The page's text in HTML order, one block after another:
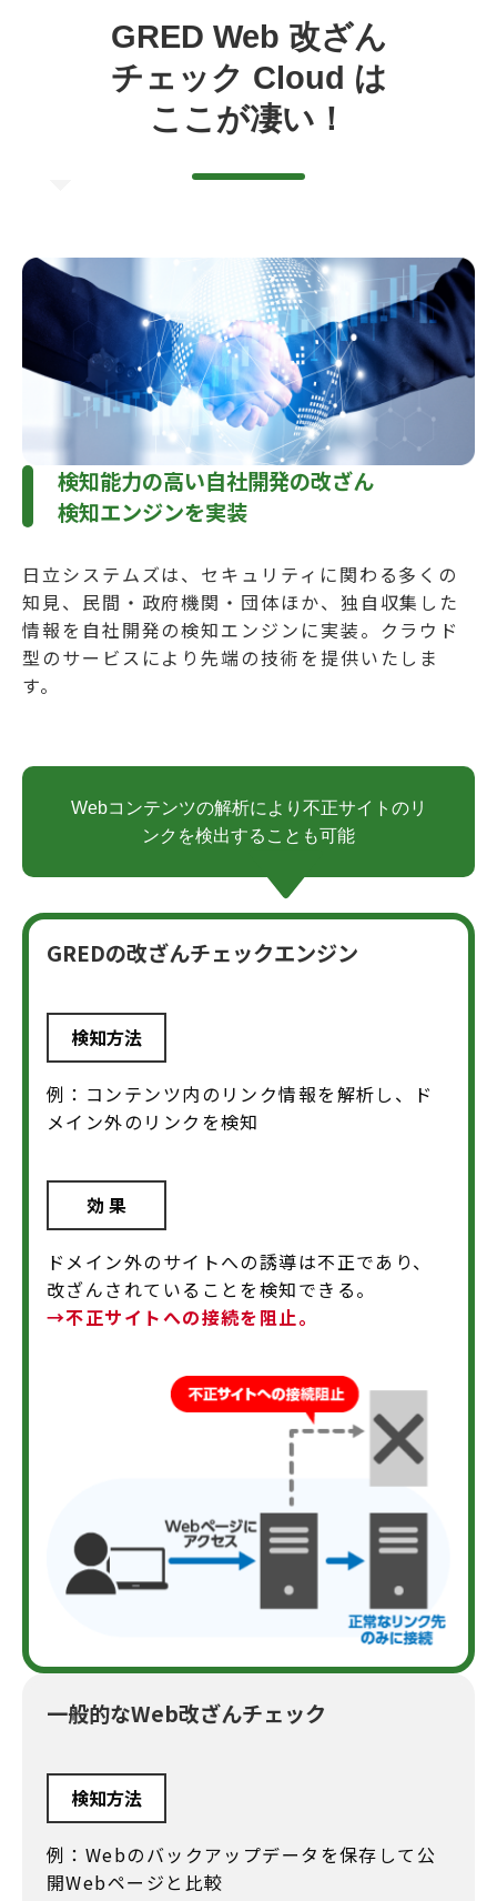
GRED Web 改ざん
チェック Cloud は
ここが凄い！
検知能力の高い自社開発の改ざん
検知エンジンを実装
日立システムズは、セキュリティに関わる多くの
知見、民間・政府機関・団体ほか、独自収集した
情報を自社開発の検知エンジンに実装。クラウド
型のサービスにより先端の技術を提供いたしま
す。
Webコンテンツの解析により不正サイトのリ
ンクを検出することも可能
GREDの改ざんチェックエンジン
検知方法
例：コンテンツ内のリンク情報を解析し、ド
メイン外のリンクを検知
効 果
ドメイン外のサイトへの誘導は不正であり、
改ざんされていることを検知できる。
→不正サイトへの接続を阻止。
一般的なWeb改ざんチェック
検知方法
例：Webのバックアップデータを保存して公
開Webページと比較